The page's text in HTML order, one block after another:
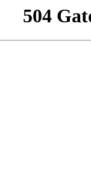
504